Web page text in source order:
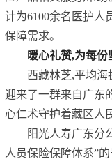
计为6100余名医护人
保障需求。
暖心礼赞,为每
西藏林芝,平均海
迎来了一群来自广东
心仁术守护着藏区人
阳光人寿广东分
人员保险保障体系”